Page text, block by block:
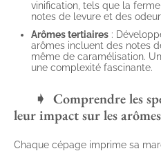
vinification, tels que la
notes de levure et des
Arômes tertiaires :
arômes incluent des notes
même de caramélisation.
une complexité fascinante.
Comprendre les
leur impact sur les arômes
Chaque cépage imprime sa